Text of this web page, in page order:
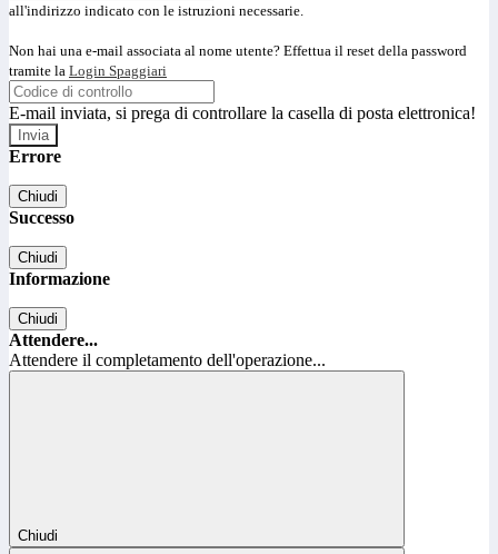
all'indirizzo indicato con le istruzioni necessarie.
Non hai una e-mail associata al nome utente? Effettua il reset della password
tramite la Login Spaggiari
E-mail inviata, si prega di controllare la casella di posta elettronica!
Errore
Chiudi
Successo
Chiudi
Informazione
Chiudi
Attendere...
Attendere il completamento dell'operazione...
Chiudi